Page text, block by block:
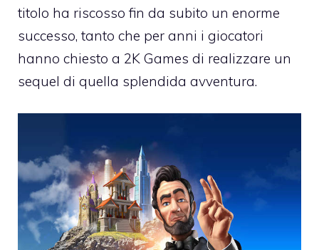
titolo ha riscosso fin da subito un enorme
successo, tanto che per anni i giocatori
hanno chiesto a 2K Games di realizzare un
sequel di quella splendida avventura.